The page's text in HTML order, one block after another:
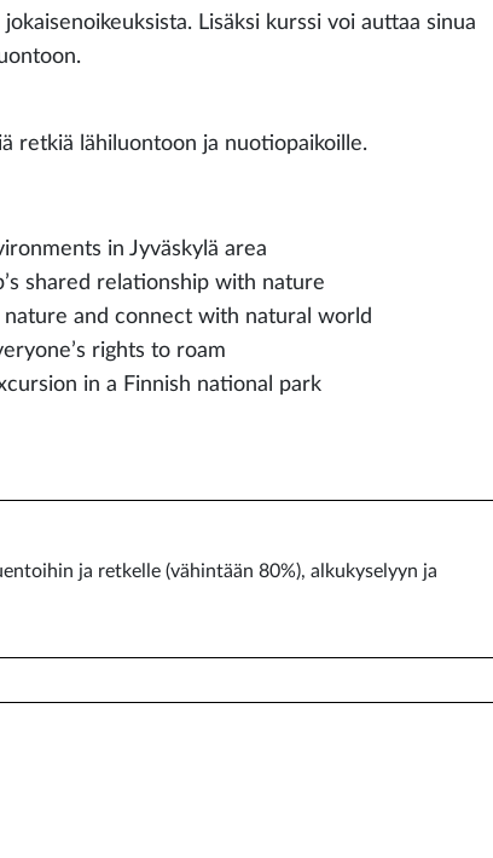
Lisäksi kurssi voi auttaa sinua
retkiä lähiluontoon ja nuotiopaikoille.
in Jyväskylä area
shared relationship with nature
and connect with natural world
rights to roam
in a Finnish national park
ja retkelle (vähintään 80%), alkukyselyyn ja